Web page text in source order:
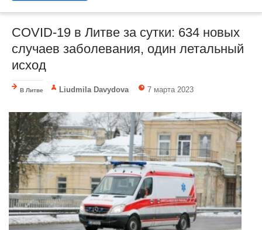
COVID-19 в Литве за сутки: 634 новых
случаев заболевания, один летальный
исход
В Литве Liudmila Davydova 7 марта 2023